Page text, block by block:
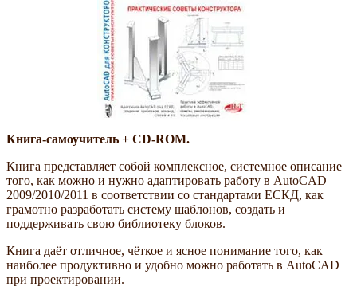
Книга-самоучитель + CD-ROM.
Книга представляет собой комплексное, системное описание
того, как можно и нужно адаптировать работу в AutoCAD
2009/2010/2011 в соответствии со стандартами ЕСКД, как
грамотно разработать систему шаблонов, создать и
поддерживать свою библиотеку блоков.
Книга даёт отличное, чёткое и ясное понимание того, как
наиболее продуктивно и удобно можно работать в AutoCAD
при проектировании.